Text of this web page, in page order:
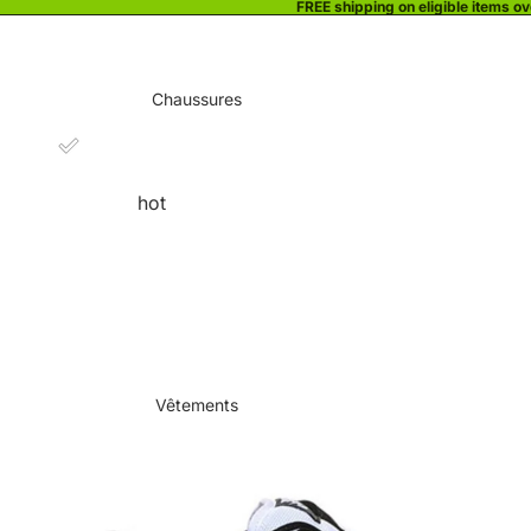
FREE shipping on eligible items
Chaussures
hot
Vêtements